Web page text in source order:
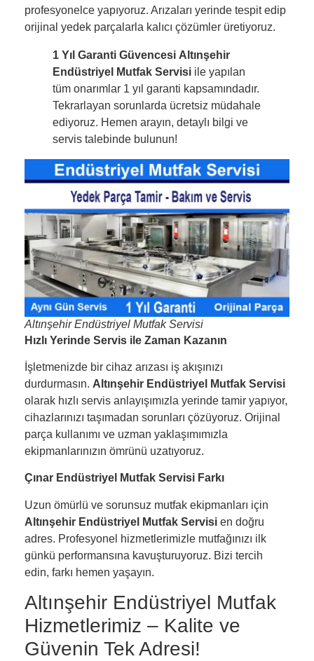
profesyonelce yapıyoruz. Arızaları yerinde tespit edip
orijinal yedek parçalarla kalıcı çözümler üretiyoruz.
1 Yıl Garanti Güvencesi Altınşehir
Endüstriyel Mutfak Servisi ile yapılan
tüm onarımlar 1 yıl garanti kapsamındadır.
Tekrarlayan sorunlarda ücretsiz müdahale
ediyoruz. Hemen arayın, detaylı bilgi ve
servis talebinde bulunun!
Altınşehir Endüstriyel Mutfak Servisi
Hızlı Yerinde Servis ile Zaman Kazanın
İşletmenizde bir cihaz arızası iş akışınızı
durdurmasın. Altınşehir Endüstriyel Mutfak Servisi
olarak hızlı servis anlayışımızla yerinde tamir yapıyor,
cihazlarınızı taşımadan sorunları çözüyoruz. Orijinal
parça kullanımı ve uzman yaklaşımımızla
ekipmanlarınızın ömrünü uzatıyoruz.
Çınar Endüstriyel Mutfak Servisi Farkı
Uzun ömürlü ve sorunsuz mutfak ekipmanları için
Altınşehir Endüstriyel Mutfak Servisi en doğru
adres. Profesyonel hizmetlerimizle mutfağınızı ilk
günkü performansına kavuşturuyoruz. Bizi tercih
edin, farkı hemen yaşayın.
Altınşehir Endüstriyel Mutfak
Hizmetlerimiz – Kalite ve
Güvenin Tek Adresi!